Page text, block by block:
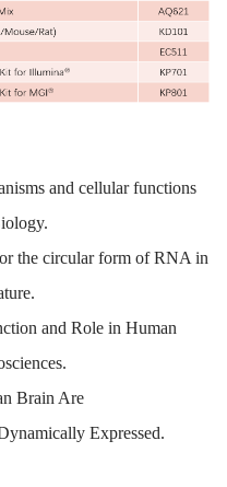
and cellular functions
the circular form of RNA in
and Role in Human
Brain Are
Expressed.